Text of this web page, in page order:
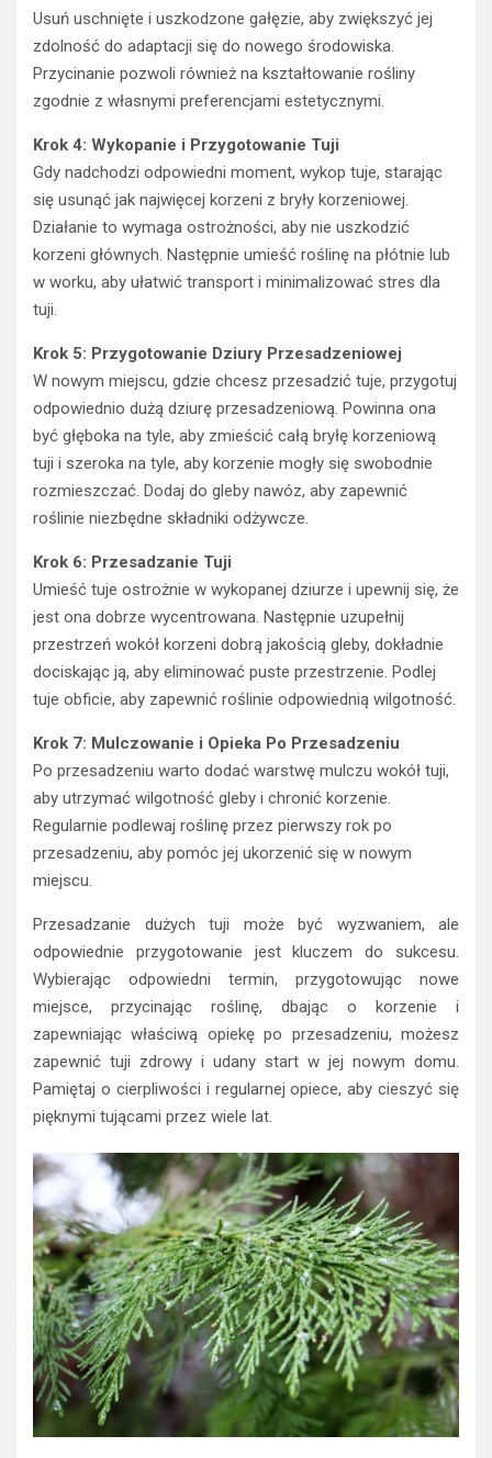
Usuń uschnięte i uszkodzone gałęzie, aby zwiększyć jej
zdolność do adaptacji się do nowego środowiska.
Przycinanie pozwoli również na kształtowanie rośliny
zgodnie z własnymi preferencjami estetycznymi.
Krok 4: Wykopanie i Przygotowanie Tuji
Gdy nadchodzi odpowiedni moment, wykop tuje, starając
się usunąć jak najwięcej korzeni z bryły korzeniowej.
Działanie to wymaga ostrożności, aby nie uszkodzić
korzeni głównych. Następnie umieść roślinę na płótnie lub
w worku, aby ułatwić transport i minimalizować stres dla
tuji.
Krok 5: Przygotowanie Dziury Przesadzeniowej
W nowym miejscu, gdzie chcesz przesadzić tuje, przygotuj
odpowiednio dużą dziurę przesadzeniową. Powinna ona
być głęboka na tyle, aby zmieścić całą bryłę korzeniową
tuji i szeroka na tyle, aby korzenie mogły się swobodnie
rozmieszczać. Dodaj do gleby nawóz, aby zapewnić
roślinie niezbędne składniki odżywcze.
Krok 6: Przesadzanie Tuji
Umieść tuje ostrożnie w wykopanej dziurze i upewnij się, że
jest ona dobrze wycentrowana. Następnie uzupełnij
przestrzeń wokół korzeni dobrą jakością gleby, dokładnie
dociskając ją, aby eliminować puste przestrzenie. Podlej
tuje obficie, aby zapewnić roślinie odpowiednią wilgotność.
Krok 7: Mulczowanie i Opieka Po Przesadzeniu
Po przesadzeniu warto dodać warstwę mulczu wokół tuji,
aby utrzymać wilgotność gleby i chronić korzenie.
Regularnie podlewaj roślinę przez pierwszy rok po
przesadzeniu, aby pomóc jej ukorzenić się w nowym
miejscu.
Przesadzanie dużych tuji może być wyzwaniem, ale
odpowiednie przygotowanie jest kluczem do sukcesu.
Wybierając odpowiedni termin, przygotowując nowe
miejsce, przycinając roślinę, dbając o korzenie i
zapewniając właściwą opiekę po przesadzeniu, możesz
zapewnić tuji zdrowy i udany start w jej nowym domu.
Pamiętaj o cierpliwości i regularnej opiece, aby cieszyć się
pięknymi tującami przez wiele lat.